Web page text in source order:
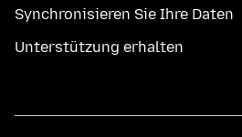
Synchronisieren Sie Ihre Daten
Unterstützung erhalten